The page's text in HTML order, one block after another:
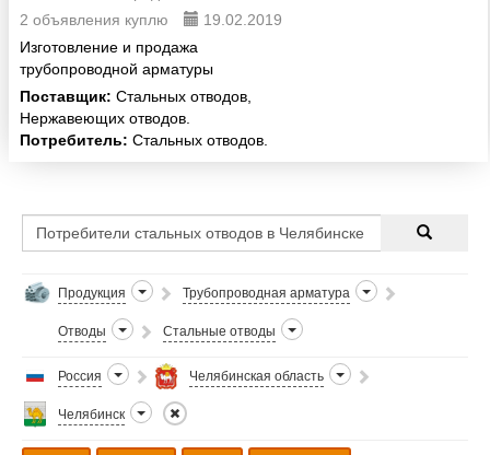
2 объявления куплю
19.02.2019
Изготовление и продажа
трубопроводной арматуры
Поставщик: Стальных отводов,
Нержавеющих отводов.
Потребитель: Стальных отводов.
Продукция Трубопроводная арматура
Отводы Стальные отводы
Россия Челябинская область
Челябинск